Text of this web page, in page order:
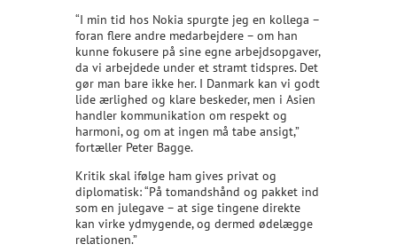
“I min tid hos Nokia spurgte jeg en kollega –
foran flere andre medarbejdere – om han
kunne fokusere på sine egne arbejdsopgaver,
da vi arbejdede under et stramt tidspres. Det
gør man bare ikke her. I Danmark kan vi godt
lide ærlighed og klare beskeder, men i Asien
handler kommunikation om respekt og
harmoni, og om at ingen må tabe ansigt,”
fortæller Peter Bagge.
Kritik skal ifølge ham gives privat og
diplomatisk: “På tomandshånd og pakket ind
som en julegave – at sige tingene direkte
kan virke ydmygende, og dermed ødelægge
relationen.”